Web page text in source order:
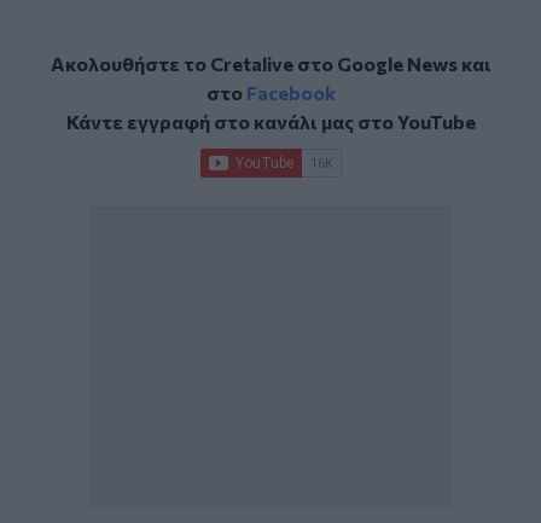
Ακολουθήστε το Cretalive στο Google Newsκαι
στο Facebook
Κάντε εγγραφή στο κανάλι μας στοYouTube